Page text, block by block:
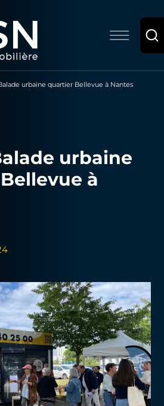
urbaine quartier Bellevue à Nantes
urbaine
à